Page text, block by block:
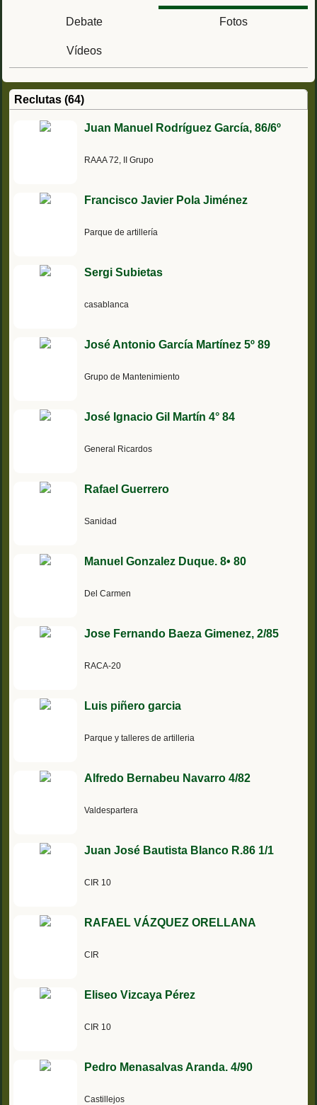
Debate Fotos
Vídeos
Reclutas (64)
Juan Manuel Rodríguez García, 86/6º
RAAA 72, II Grupo
Francisco Javier Pola Jiménez
Parque de artillería
Sergi Subietas
casablanca
José Antonio García Martínez 5º 89
Grupo de Mantenimiento
José Ignacio Gil Martín 4° 84
General Ricardos
Rafael Guerrero
Sanidad
Manuel Gonzalez Duque. 8• 80
Del Carmen
Jose Fernando Baeza Gimenez, 2/85
RACA-20
Luis piñero garcia
Parque y talleres de artilleria
Alfredo Bernabeu Navarro 4/82
Valdespartera
Juan José Bautista Blanco R.86 1/1
CIR 10
RAFAEL VÁZQUEZ ORELLANA
CIR
Eliseo Vizcaya Pérez
CIR 10
Pedro Menasalvas Aranda. 4/90
Castillejos